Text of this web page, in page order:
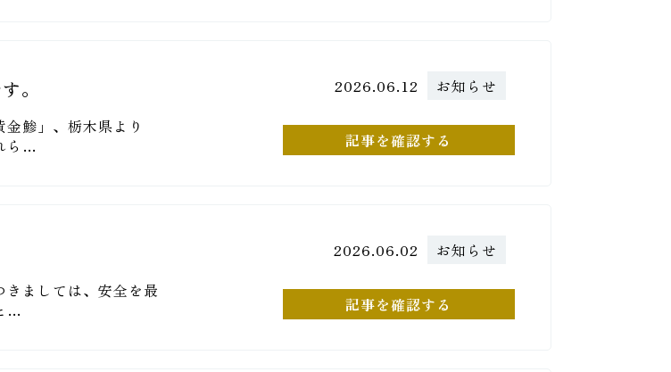
。
鯵」、栃木県より
ら…
2026.06.12 お知らせ
記事を確認する
ましては、安全を最
…
2026.06.02 お知らせ
記事を確認する